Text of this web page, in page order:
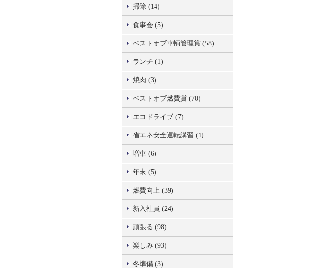
掃除 (14)
食事会 (5)
ベストオブ車輌管理賞 (58)
ランチ (1)
焼肉 (3)
ベストオブ燃費賞 (70)
エコドライブ (7)
省エネ安全運転講習 (1)
増車 (6)
年末 (5)
燃費向上 (39)
新入社員 (24)
頑張る (98)
楽しみ (93)
冬準備 (3)